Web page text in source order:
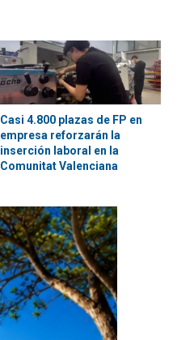
Casi 4.800 plazas de FP en
empresa reforzarán la
inserción laboral en la
Comunitat Valenciana